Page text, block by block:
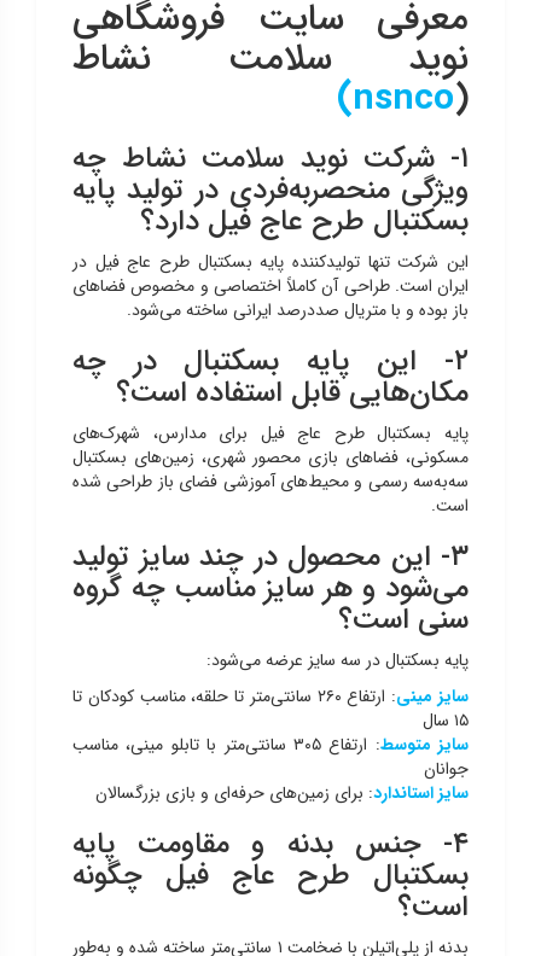
معرفی سایت فروشگاهی
نويد سلامت نشاط
(
nsnco
)
۱- شرکت نوید سلامت نشاط چه
ویژگی منحصربه‌فردی در تولید پایه
بسکتبال طرح عاج فیل دارد؟
این شرکت تنها تولیدکننده پایه بسکتبال طرح عاج فیل در
ایران است. طراحی آن کاملاً اختصاصی و مخصوص فضاهای
باز بوده و با متریال صددرصد ایرانی ساخته می‌شود.
۲- این پایه بسکتبال در چه
مکان‌هایی قابل استفاده است؟
پایه بسکتبال طرح عاج فیل برای مدارس، شهرک‌های
مسکونی، فضاهای بازی محصور شهری، زمین‌های بسکتبال
سه‌به‌سه رسمی و محیط‌های آموزشی فضای باز طراحی شده
است.
۳- این محصول در چند سایز تولید
می‌شود و هر سایز مناسب چه گروه
سنی است؟
پایه بسکتبال در سه سایز عرضه می‌شود:
سایز مینی
: ارتفاع ۲۶۰ سانتی‌متر تا حلقه، مناسب کودکان تا
۱۵ سال
سایز متوسط
: ارتفاع ۳۰۵ سانتی‌متر با تابلو مینی، مناسب
جوانان
سایز استاندارد: برای زمین‌های حرفه‌ای و بازی بزرگسالان
۴- جنس بدنه و مقاومت پایه
بسکتبال طرح عاج فیل چگونه
است؟
بدنه از پلی‌اتیلن با ضخامت ۱ سانتی‌متر ساخته شده و به‌طور